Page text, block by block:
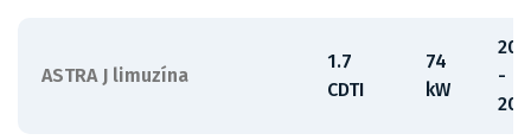
ASTRA J limuzína
1.7
CDTI
74
kW
-